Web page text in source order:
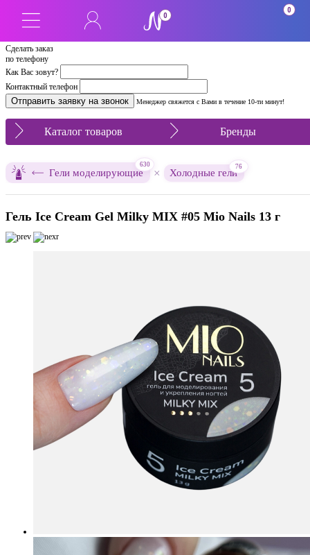
Сделать заказ
по телефону
Как Вас зовут?
Контактный телефон
Менеджер свяжется с Вами в течение 10-ти минут!
0
0
Каталог товаров Бренды
Гели моделирующие
630
× Холодные гели
76
Гель Ice Cream Gel Milky MIX #05 Mio Nails 13 г